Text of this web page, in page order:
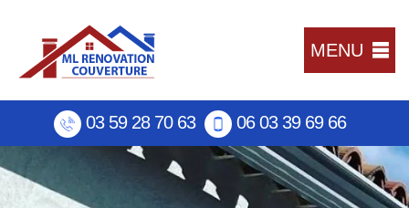
MENU
03 59 28 70 63 06 03 39 69 66